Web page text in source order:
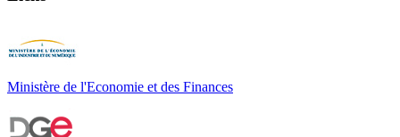
Ministère de l'Economie et des Finances